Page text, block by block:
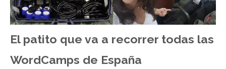
El patito que va a recorrer todas las
WordCamps de España